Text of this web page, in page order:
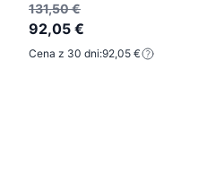
131,50 €
92,05 €
Cena z 30 dni:92,05 €